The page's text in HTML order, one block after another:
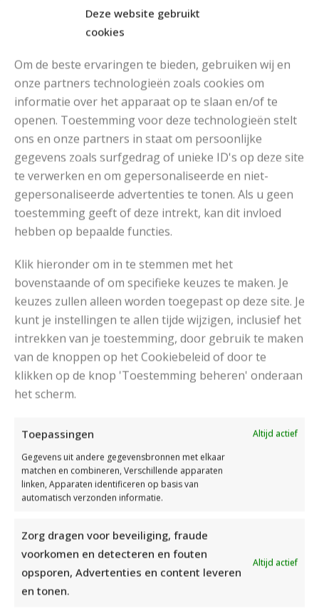
Deze website gebruikt
cookies
Om de beste ervaringen te bieden, gebruiken wij en
onze partners technologieën zoals cookies om
informatie over het apparaat op te slaan en/of te
openen. Toestemming voor deze technologieën stelt
ons en onze partners in staat om persoonlijke
gegevens zoals surfgedrag of unieke ID's op deze site
te verwerken en om gepersonaliseerde en niet-
gepersonaliseerde advertenties te tonen. Als u geen
toestemming geeft of deze intrekt, kan dit invloed
hebben op bepaalde functies.
Klik hieronder om in te stemmen met het
bovenstaande of om specifieke keuzes te maken. Je
keuzes zullen alleen worden toegepast op deze site. Je
kunt je instellingen te allen tijde wijzigen, inclusief het
intrekken van je toestemming, door gebruik te maken
van de knoppen op het Cookiebeleid of door te
klikken op de knop 'Toestemming beheren' onderaan
het scherm.
Toepassingen
Altijd actief
Gegevens uit andere gegevensbronnen met elkaar
matchen en combineren, Verschillende apparaten
linken, Apparaten identificeren op basis van
automatisch verzonden informatie.
Zorg dragen voor beveiliging, fraude
voorkomen en detecteren en fouten
opsporen, Advertenties en content leveren
en tonen.
Altijd actief
MOOIE DIKGESTREEPTE SOKKEN BREIEN VAN DURABLE GAREN
DAMESJAS BREIEN VAN HEERLIJK ZACHT GAREN